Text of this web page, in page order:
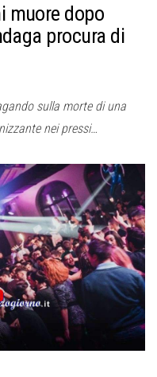
muore dopo
procura di
sulla morte di una
nei pressi…